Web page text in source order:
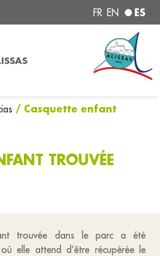
FR EN ES
/ Casquette enfant
TROUVÉE
trouvée dans le parc a été
elle attend d’être récupérée le